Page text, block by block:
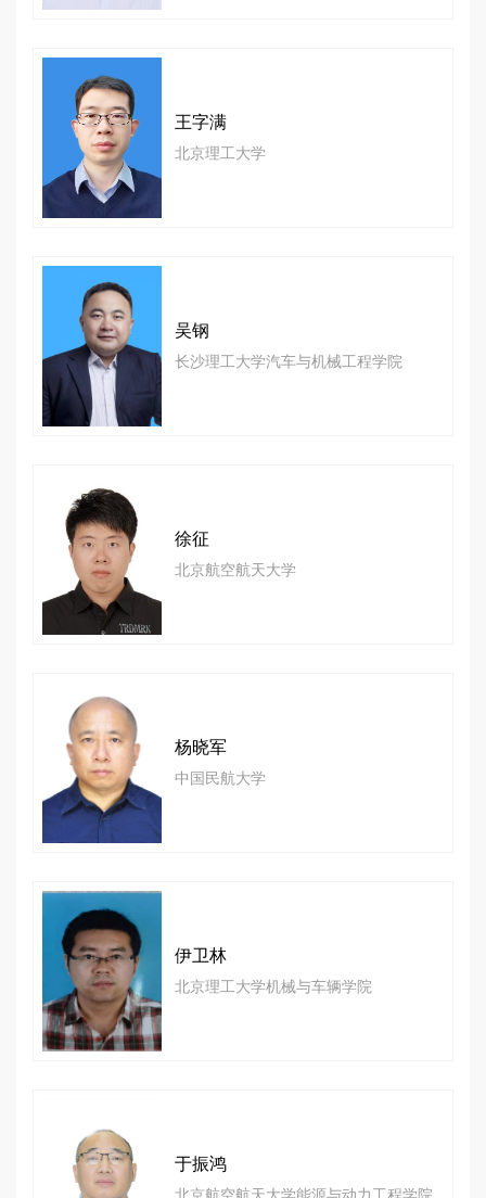
王字满
北京理工大学
吴钢
长沙理工大学汽车与机械工程学院
徐征
北京航空航天大学
杨晓军
中国民航大学
伊卫林
北京理工大学机械与车辆学院
于振鸿
北京航空航天大学能源与动力工程学院